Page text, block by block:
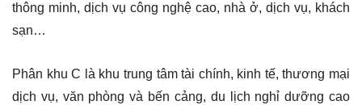
thông minh, dịch vụ công nghệ cao, nhà ở, dịch vụ, khách
sạn…
Phân khu C là khu trung tâm tài chính, kinh tế, thương mại
dịch vụ, văn phòng và bến cảng, du lịch nghỉ dưỡng cao